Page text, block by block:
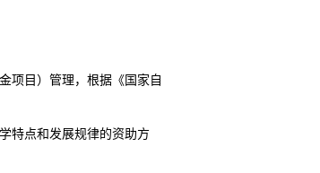
项目）管理，根据《国家自
特点和发展规律的资助方